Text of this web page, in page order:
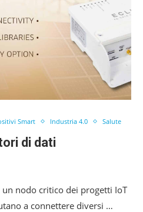
Smart Industria 4.0 Salute
di dati
nodo critico dei progetti IoT
a connettere diversi …